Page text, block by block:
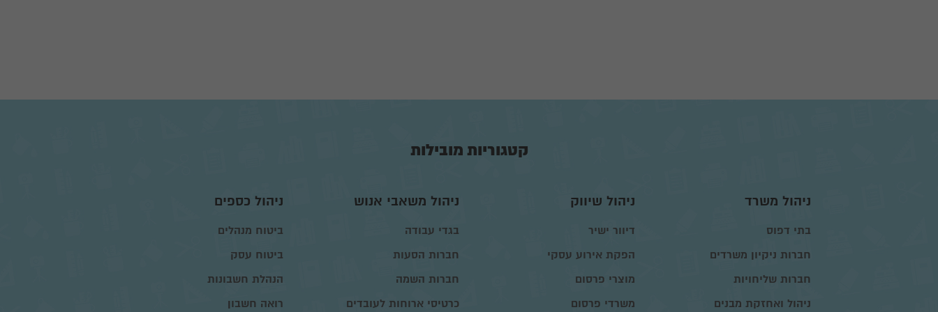
קטגוריות מובילות
ניהול משרד
בתי דפוס
חברות ניקיון משרדים
חברות שליחויות
ניהול ואחזקת מבנים
ניהול שיווק
דיוור ישיר
הפקת אירוע עסקי
מוצרי פרסום
משרדי פרסום
ניהול משאבי אנוש
בגדי עבודה
חברות הסעות
חברות השמה
כרטיסי ארוחות לעובדים
ניהול כספים
ביטוח מנהלים
ביטוח עסק
הנהלת חשבונות
רואה חשבון